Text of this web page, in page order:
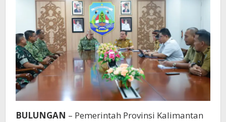
Seiring
BULUNGAN – Pemerintah Provinsi Kalimantan